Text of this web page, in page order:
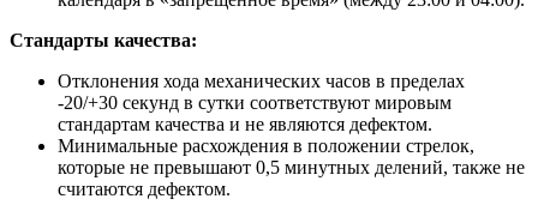
Стандарты качества:
Отклонения хода механических часов в пределах
-20/+30 секунд в сутки соответствуют мировым
стандартам качества и не являются дефектом.
Минимальные расхождения в положении стрелок,
которые не превышают 0,5 минутных делений, также не
считаются дефектом.